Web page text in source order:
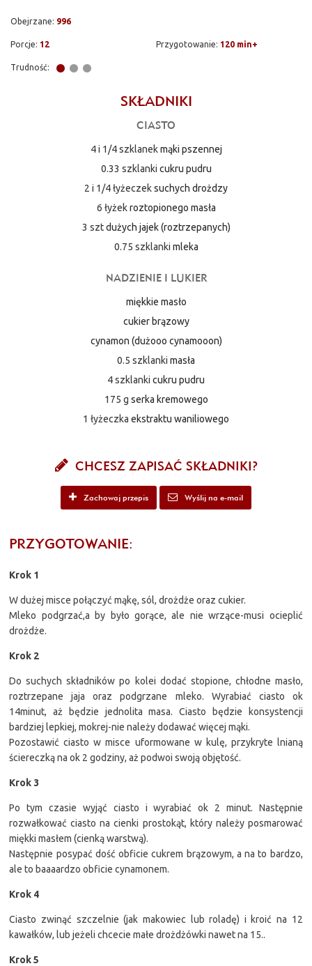
Obejrzane: 996
Porcje: 12 Przygotowanie: 120 min+
Trudność:
SKŁADNIKI
CIASTO
4 i 1/4 szklanek mąki pszennej
0.33 szklanki cukru pudru
2 i 1/4 łyżeczeksuchych drożdzy
6 łyżek roztopionego masła
3 szt dużych jajek (roztrzepanych)
0.75 szklanki mleka
NADZIENIE I LUKIER
miękkie masło
cukier brązowy
cynamon (dużooo cynamooon)
0.5 szklanki masła
4 szklanki cukru pudru
175 g serka kremowego
1 łyżeczka ekstraktu waniliowego
CHCESZ ZAPISAĆ SKŁADNIKI?
Zachowaj przepis Wyślij na e-mail
PRZYGOTOWANIE:
Krok 1
W dużej misce połączyć mąkę, sól, drożdże oraz cukier.
Mleko podgrzać,a by było gorące, ale nie wrzące-musi ocieplić
drożdże.
Krok 2
Do suchych składników po kolei dodać stopione, chłodne masło,
roztrzepane jaja oraz podgrzane mleko. Wyrabiać ciasto ok
14minut, aż będzie jednolita masa. Ciasto będzie konsystencji
bardziej lepkiej, mokrej-nie należy dodawać więcej mąki.
Pozostawić ciasto w misce uformowane w kulę, przykryte lnianą
ściereczką na ok 2 godziny, aż podwoi swoją objętość.
Krok 3
Po tym czasie wyjąć ciasto i wyrabiać ok 2 minut. Następnie
rozwałkować ciasto na cienki prostokąt, który należy posmarować
miękki masłem (cienką warstwą).
Następnie posypać dość obficie cukrem brązowym, a na to bardzo,
ale to baaaardzo obficie cynamonem.
Krok 4
Ciasto zwinąć szczelnie (jak makowiec lub roladę) i kroić na 12
kawałków, lub jeżeli chcecie małe drożdżówki nawet na 15..
Krok 5